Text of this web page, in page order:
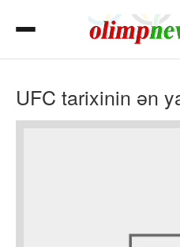
UFC tarixinin ən